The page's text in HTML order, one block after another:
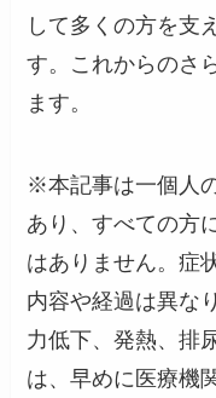
して多くの方を支
す。これからのさ
ます。
※本記事は一個人
あり、すべての方
はありません。症
内容や経過は異な
力低下、発熱、排
は、早めに医療機